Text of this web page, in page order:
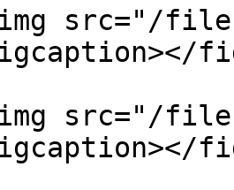
src="/
src="/files/